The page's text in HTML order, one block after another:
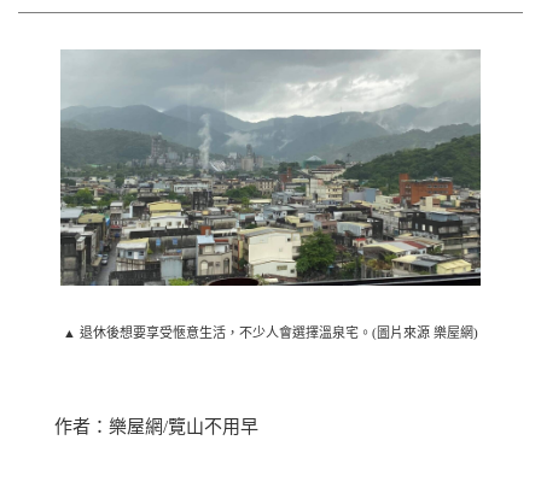
▲ 退休後想要享受愜意生活，不少人會選擇溫泉宅。(圖片來源 樂屋網)
作者：樂屋網/覽山不用早